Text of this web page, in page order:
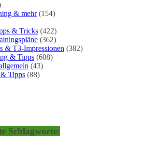
& mehr(154)
& Tricks (422)
(362)
& T3-Impressionen (382)
& Tipps (608)
(43)
Tipps (88)
Schlagworte: